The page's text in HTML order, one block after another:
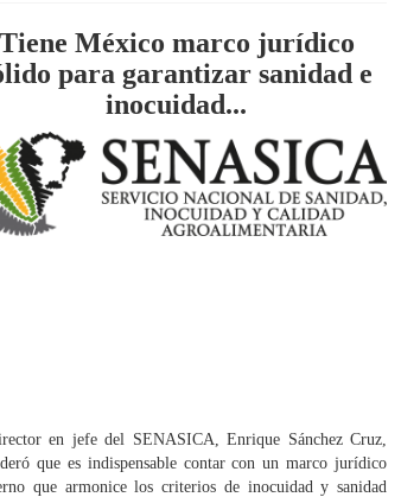
Tiene México marco jurídico
para garantizar sanidad e
inocuidad...
en jefe del SENASICA, Enrique Sánchez Cruz,
que es indispensable contar con un marco jurídico
que armonice los criterios de inocuidad y sanidad